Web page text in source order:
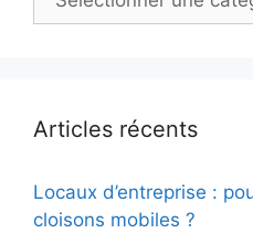
Articles récents
Locaux d’entreprise :
cloisons mobiles ?